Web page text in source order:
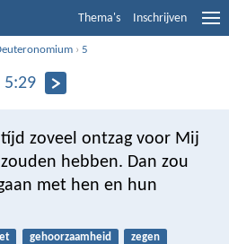
Thema's Inschrijven
›5
zoveel ontzag voor Mij
hebben. Dan zou
met hen en hun
gehoorzaamheid
zegen